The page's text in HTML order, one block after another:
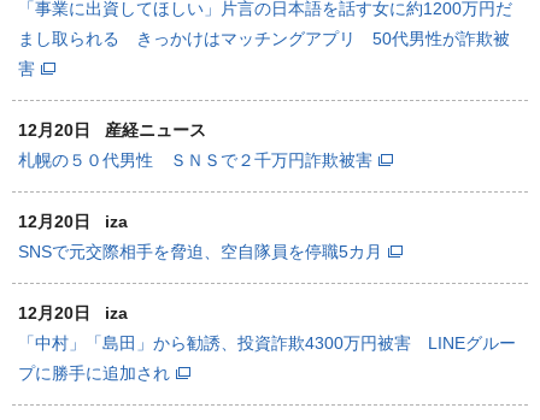
「事業に出資してほしい」片言の日本語を話す女に約1200万円だ
まし取られる きっかけはマッチングアプリ 50代男性が詐欺被
害
12月20日
産経ニュース
札幌の５０代男性 ＳＮＳで２千万円詐欺被害
12月20日
iza
SNSで元交際相手を脅迫、空自隊員を停職5カ月
12月20日
iza
「中村」「島田」から勧誘、投資詐欺4300万円被害 LINEグルー
プに勝手に追加され